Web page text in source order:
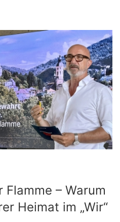
– Warum
Heimat im „Wir“